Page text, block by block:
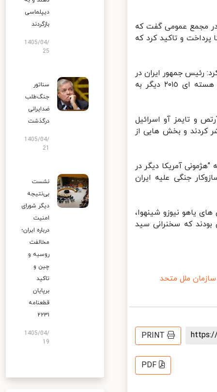
در مجمع عمومی گفت که
و تاکید کرد که
رئیس جمهور ایران در
این سخنرانی گفت که کشورش پس از خروج یکجانبه واشنگتن از توافق هسته ای ٢٠١٥ دیگر به
و تایمز آو اسرائیل
و بخش هایی از
آمریکا دیگر در
جنگی علیه ایران
یاهو نیوزو شینهوا،
دیگری بودند که سخنرانی سید
ملل متحد
PRINT
PDF
دیپلماسی
بازگردند
1405/04/
25
سناتور
جنگ‌طلب
ضدایرانی
درگذشت
1405/04/
نشست
بی‌نتیجه
دیگر شورای
امنیت
درباره ایران؛
مخالفت
روسیه و
چین و
تاکید
برپایان
قطعنامه
۲۲۳۱
1405/04/
19